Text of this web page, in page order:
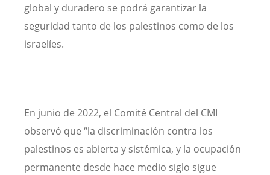
global y duradero se podrá garantizar la
seguridad tanto de los palestinos como de los
israelíes.
En junio de 2022, el Comité Central del CMI
observó que “la discriminación contra los
palestinos es abierta y sistémica, y la ocupación
permanente desde hace medio siglo sigue